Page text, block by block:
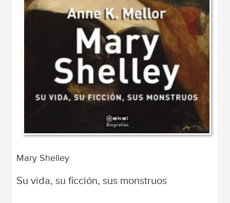
Mary Shelley
Su vida, su ficción, sus monstruos